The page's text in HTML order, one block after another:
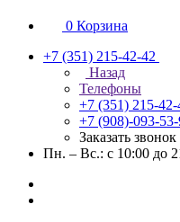
0 Корзина
+7 (351) 215-42-42
Назад
Телефоны
+7 (351) 215-42-
+7 (908)-093-
Заказать звонок
Пн. – Вс.: с 10:00 до